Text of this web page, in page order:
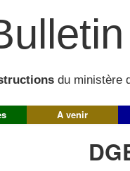
du ministère
A venir